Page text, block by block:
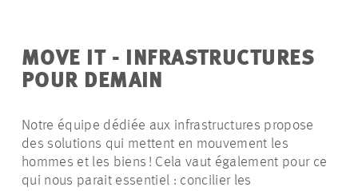
MOVE IT - INFRASTRUCTURES
POUR DEMAIN
Notre équipe dédiée aux infrastructures propose
des solutions qui mettent en mouvement les
hommes et les biens ! Cela vaut également pour ce
qui nous parait essentiel : concilier les